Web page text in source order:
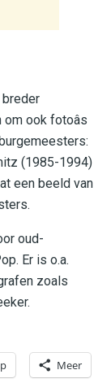
breder
ook fotoâs
(1985-1994)
een beeld van
oud-
Er is o.a.
zoals
Meer